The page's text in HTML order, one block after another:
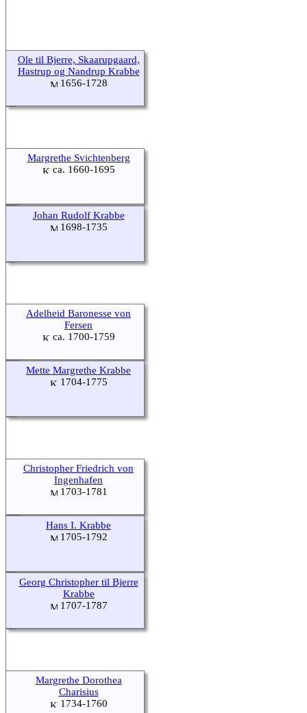
Ole til Bjerre, Skaarupgaard,
Hastrup og Nandrup Krabbe
1656-1728
Margrethe Svichtenberg
ca. 1660-1695
Johan Rudolf Krabbe
1698-1735
Adelheid Baronesse von
Fersen
ca. 1700-1759
Mette Margrethe Krabbe
1704-1775
Christopher Friedrich von
Ingenhafen
1703-1781
Hans I. Krabbe
1705-1792
Georg Christopher til Bjerre
Krabbe
1707-1787
Margrethe Dorothea
Charisius
1734-1760